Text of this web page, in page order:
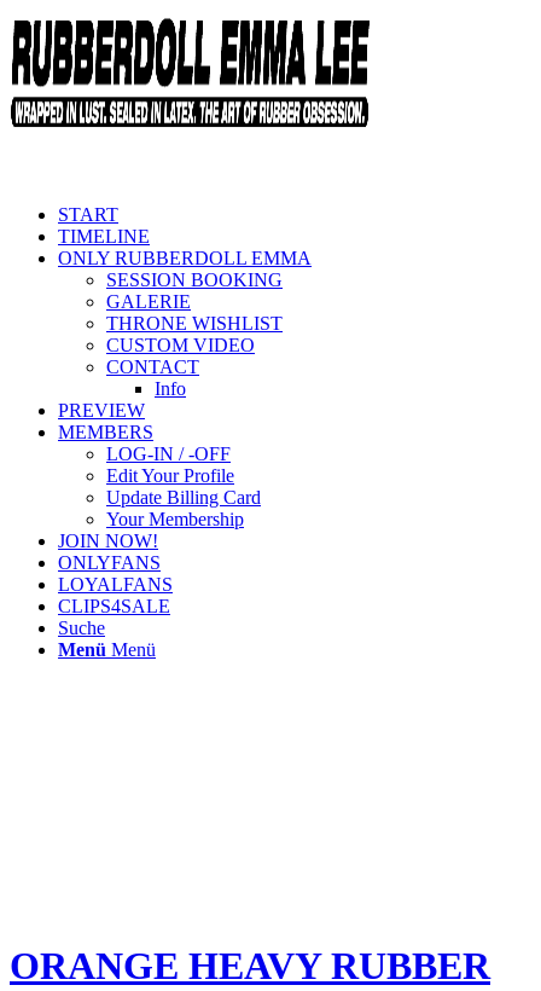
START
TIMELINE
ONLY RUBBERDOLL EMMA
SESSION BOOKING
GALERIE
THRONE WISHLIST
CUSTOM VIDEO
CONTACT
Info
PREVIEW
MEMBERS
LOG-IN / -OFF
Edit Your Profile
Update Billing Card
Your Membership
JOIN NOW!
ONLYFANS
LOYALFANS
CLIPS4SALE
Suche
Menü Menü
ORANGE HEAVY RUBBER